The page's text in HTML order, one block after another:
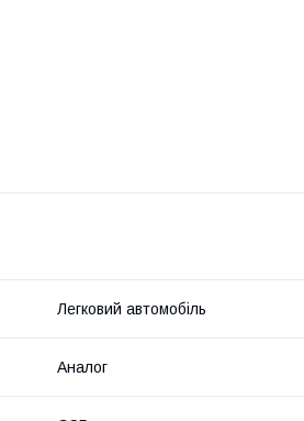
Легковий автомобіль
Аналог